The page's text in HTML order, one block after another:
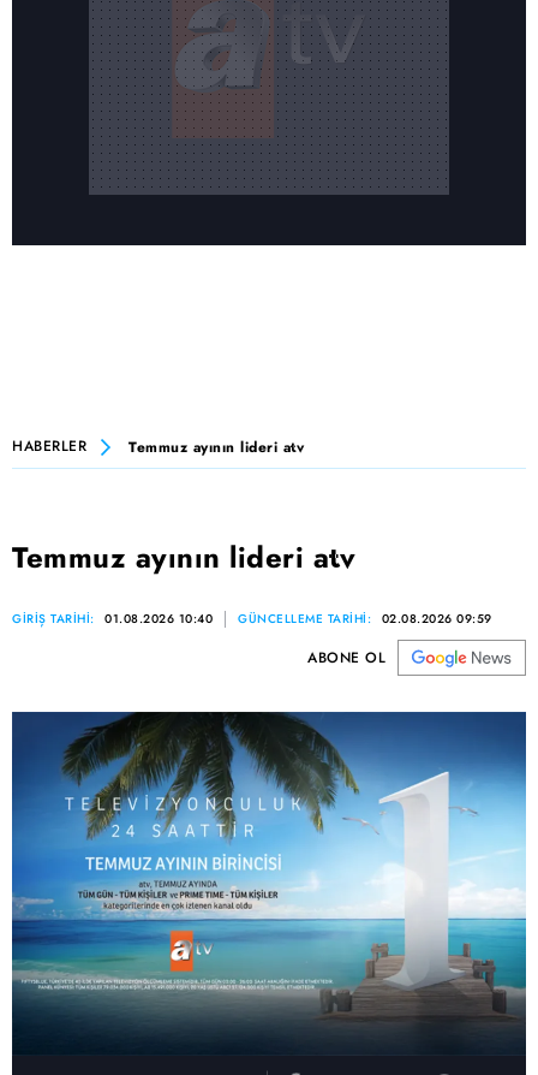
HABERLER Temmuz ayının lideri atv
Temmuz ayının lideri atv
GİRİŞ TARİHİ: 01.08.2026 10:40 GÜNCELLEME TARİHİ: 02.08.2026 09:59
ABONE OL